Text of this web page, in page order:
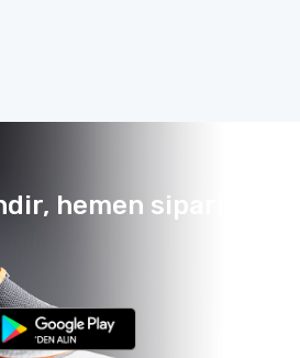
hemen sipariş